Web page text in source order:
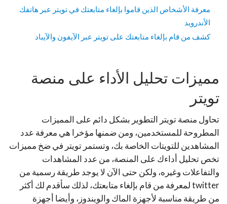
معرفة الأشخاص الذين قاموا بإلغاء متابعتك في تويتر عبر هاتفك
الأندرويد
كشف من قام بإلغاء متابعتك على تويتر عبر الآيفون والآيباد
مميزات تحليل الأداء على منصة
تويتر
تحاول منصة تويتر التطوير بشكل دائم على المميزات
المطروحة للمستخدمين، ومن ضمنها مؤخرا هي معرفة عدد
المشاهدين للتويتات الخاصة بك، وتستمر تويتر في ضخ مميزات
تخص تحليل أداءك على المنصة، من عدد المشاهدات
والتفاعلات وغيره، ولكن حتى الآن لا يوجد طريقة رسمية من
twitter لمعرفة من قام بإلغاء متابعتك، لذلك سأقدم لك أكثر
من طريقة مناسبة لأجهزة الماك والويندوز، وأيضا أجهزة